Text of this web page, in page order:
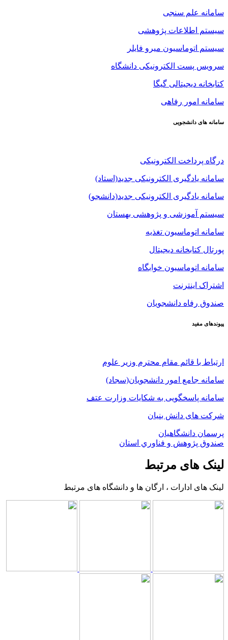
سامانه علم سنجی
سیستم اطلاعات پژوهشی
سیستم اتوماسیون میرو فایلر
سرویس پست الکترونیکی دانشگاه
کتابخانه دیجیتالی گیگا
سامانه امور رفاهی
سامانه های دانشجویی
درگاه پرداخت الکترونیکی
سامانه یادگیری الکترونیکی جدید(استاد)
سامانه یادگیری الکترونیکی جدید(دانشجو)
سیستم آموزشی و پژوهشی بهستان
سامانه اتوماسیون تغذیه
پورتال کتابخانه دیجیتال
سامانه اتوماسیون خوابگاه
اشتراک اینترنت
صندوق رفاه دانشجویان
پیوندهای مفید
ارتباط با قائم مقام محترم وزیر علوم
سامانه جامع امور دانشجویان(سجاد)
سامانه پاسخگویی به شکایات وزارت عتف
شرکت های دانش بنیان
پرسمان دانشگاهیان
صندوق پژوهش و فناوري استان
لینک های مرتبط
لینک های ادارات ، ارگان ها و دانشگاه های مرتبط